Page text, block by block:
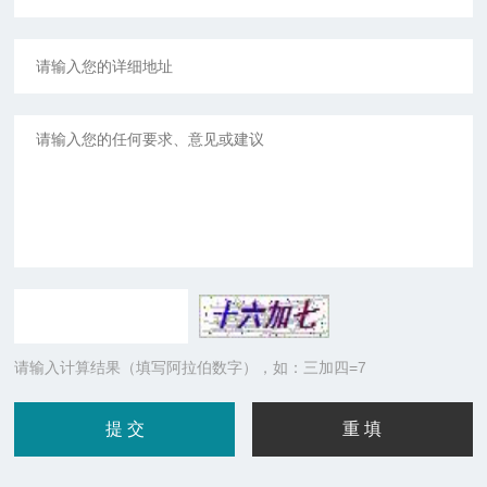
请输入计算结果（填写阿拉伯数字），如：三加四=7